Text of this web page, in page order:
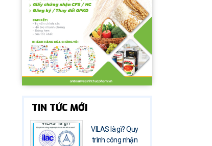
TIN TỨC MỚI
VILAS là gì? Quy
trình công nhận